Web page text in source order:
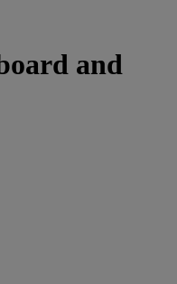
and